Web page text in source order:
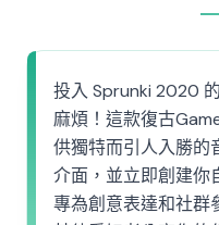
投入 Sprunki 2020
麻煩！這款復古
供獨特而引人入勝的
介面，並立即創建
專為創意表達和社群